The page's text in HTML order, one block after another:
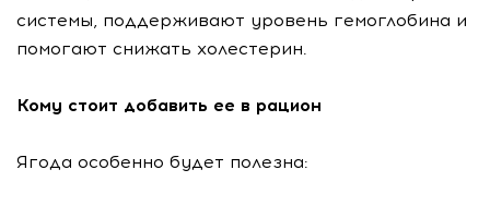
системы, поддерживают уровень гемоглобина и
помогают снижать холестерин.
Кому стоит добавить ее в рацион
Ягода особенно будет полезна: